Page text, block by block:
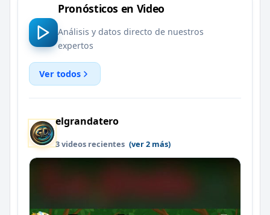
Pronósticos en Video
Análisis y datos directo de nuestros
expertos
Ver todos
elgrandatero
3 videos recientes (ver 2 más)